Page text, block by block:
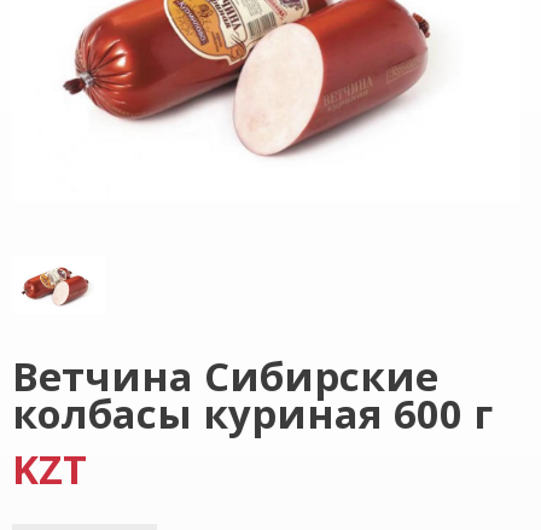
Ветчина Сибирские
колбасы куриная 600 г
KZT